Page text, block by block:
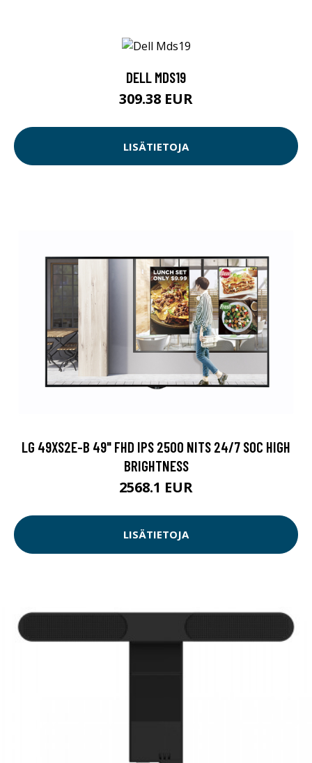
DELL MDS19
309.38 EUR
LISÄTIETOJA
LG 49XS2E-B 49" FHD IPS 2500 NITS 24/7 SOC HIGH
BRIGHTNESS
2568.1 EUR
LISÄTIETOJA